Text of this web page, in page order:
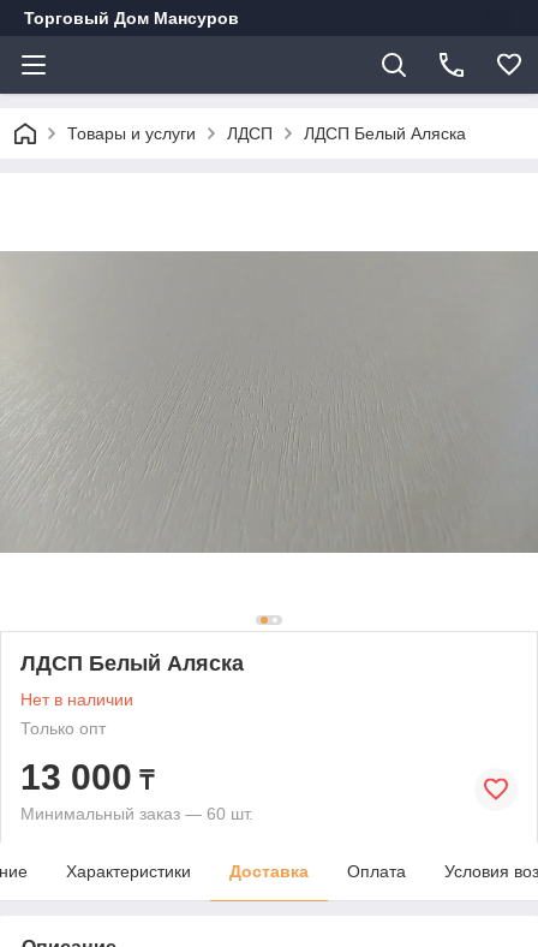
Торговый Дом Мансуров
Товары и услуги ЛДСП ЛДСП Белый Аляска
ЛДСП Белый Аляска
Нет в наличии
Только опт
13 000 ₸
Минимальный заказ — 60 шт.
Характеристики Доставка Оплата Условия